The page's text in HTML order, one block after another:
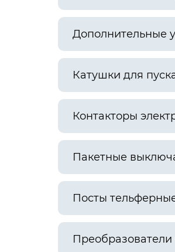
Дополнительные
Катушки для
Контакторы
Пакетные
Посты
Преобразователи